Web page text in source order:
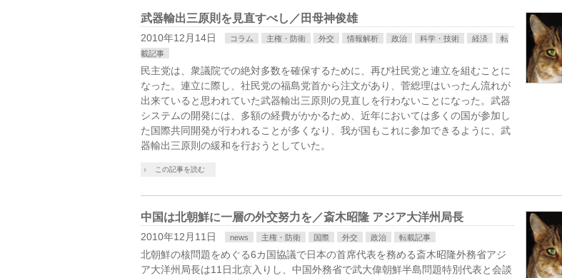
武器輸出三原則を見直すべし／田母神俊雄
2010年12月14日 コラム 主権・防衛 外交 情報解析 政治 科学・技術 経済
転
載記事
民主党は、衆議院での絶対多数を確保するために、再び社民党と連立を組むことに
なった。連立に際し、社民党の福島党首から注文があり、菅総理はいったん流れが
出来ていると思われていた武器輸出三原則の見直しを行わないことになった。武器
システムの開発には、多額の経費がかかるため、近年においては多くの国が参加し
た国際共同開発が行われることが多くなり、我が国もこれに参加できるように、武
器輸出三原則の緩和を行おうとしていた。
この記事を読む
中国は北朝鮮に一層の外交努力を／斎木昭隆 アジア大洋州局長
2010年12月11日 news 主権・防衛 国際 外交 政治 転載記事
北朝鮮の核問題をめぐる6カ国協議で日本の首席代表を務める斎木昭隆外務省アジ
ア大洋州局長は11日北京入りし、中国外務省で武大偉朝鮮半島問題特別代表と会談